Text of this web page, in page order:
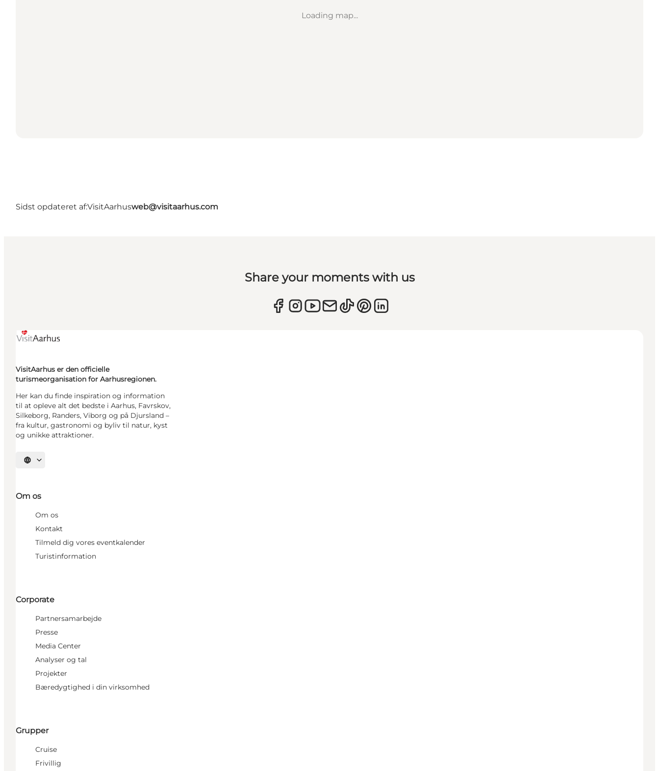
Loading map...
Sidst opdateret af:VisitAarhusweb@visitaarhus.com
Share your moments with us
VisitAarhus er den officielle
turismeorganisation for Aarhusregionen.
Her kan du finde inspiration og information
til at opleve alt det bedste i Aarhus, Favrskov,
Silkeborg, Randers, Viborg og på Djursland –
fra kultur, gastronomi og byliv til natur, kyst
og unikke attraktioner.
Vælg sprog
Om os
Om os
Kontakt
Tilmeld dig vores eventkalender
Turistinformation
Corporate
Partnersamarbejde
Presse
Media Center
Analyser og tal
Projekter
Bæredygtighed i din virksomhed
Grupper
Cruise
Frivillig